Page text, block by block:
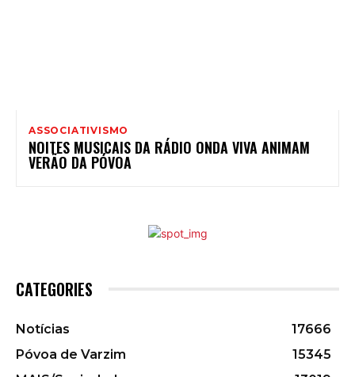
ASSOCIATIVISMO
NOITES MUSICAIS DA RÁDIO ONDA VIVA ANIMAM
VERÃO DA PÓVOA
CATEGORIES
Notícias
17666
Póvoa de Varzim
15345